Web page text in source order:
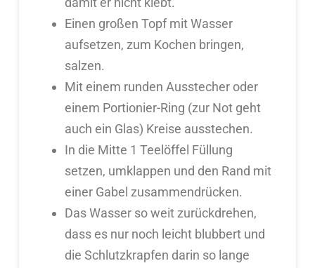
Einen großen Topf mit Wasser
aufsetzen, zum Kochen bringen,
salzen.
Mit einem runden Ausstecher oder
einem Portionier-Ring (zur Not geht
auch ein Glas) Kreise ausstechen.
In die Mitte 1 Teelöffel Füllung
setzen, umklappen und den Rand mit
einer Gabel zusammendrücken.
Das Wasser so weit zurückdrehen,
dass es nur noch leicht blubbert und
die Schlutzkrapfen darin so lange